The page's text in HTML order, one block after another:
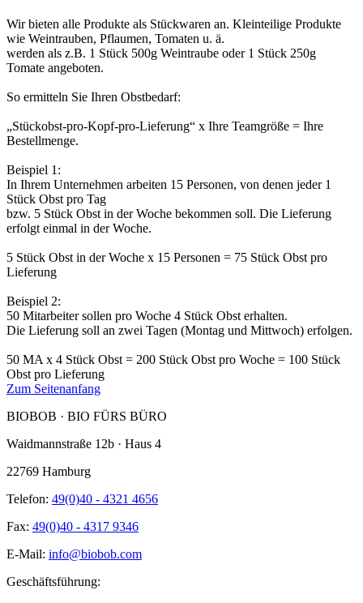
Wir bieten alle Produkte als Stückwaren an. Kleinteilige Produkte
wie Weintrauben, Pflaumen, Tomaten u. ä.
werden als z.B. 1 Stück 500g Weintraube oder 1 Stück 250g
Tomate angeboten.
So ermitteln Sie Ihren Obstbedarf:
„Stückobst-pro-Kopf-pro-Lieferung“ x Ihre Teamgröße = Ihre
Bestellmenge.
Beispiel 1:
In Ihrem Unternehmen arbeiten 15 Personen, von denen jeder 1
Stück Obst pro Tag
bzw. 5 Stück Obst in der Woche bekommen soll. Die Lieferung
erfolgt einmal in der Woche.
5 Stück Obst in der Woche x 15 Personen = 75 Stück Obst pro
Lieferung
Beispiel 2:
50 Mitarbeiter sollen pro Woche 4 Stück Obst erhalten.
Die Lieferung soll an zwei Tagen (Montag und Mittwoch) erfolgen.
50 MA x 4 Stück Obst = 200 Stück Obst pro Woche = 100 Stück
Obst pro Lieferung
Zum Seitenanfang
BIOBOB · BIO FÜRS BÜRO
Waidmannstraße 12b · Haus 4
22769 Hamburg
Telefon: 49(0)40 - 4321 4656
Fax: 49(0)40 - 4317 9346
E-Mail: info@biobob.com
Geschäftsführung: